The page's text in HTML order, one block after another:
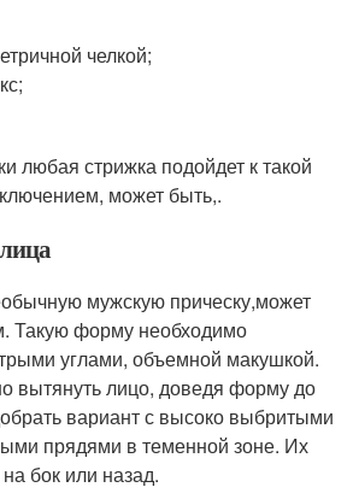
челкой;
любая стрижка подойдет к такой
может быть,.
мужскую прическу,может
Такую форму необходимо
углами, объемной макушкой.
вытянуть лицо, доведя форму до
вариант с высоко выбритыми
прядями в теменной зоне. Их
бок или назад.